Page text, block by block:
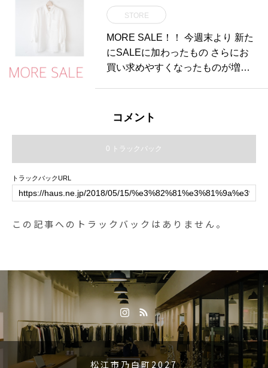
た方でも新鮮なイメージが出しや
すいので、少しイメチェンしたい
な、というときにおすすめです。
①EYEVANの定番WEBBの新色②
ルフレームを入れることで強度UP
OSCOTのMILTZEN 限定のクリン
グスパット付き#hausmatsue #hau
s_matsue #haus_megane #EYEV
STORE
MORE SALE！！ 今週末より 新た
にSALEに加わったもの さらにお
買い求めやすくなったものが増え
コメント
0 トラックバック
トラックバックURL
この記事へのトラックバックはありません。
松江市乃白町2027